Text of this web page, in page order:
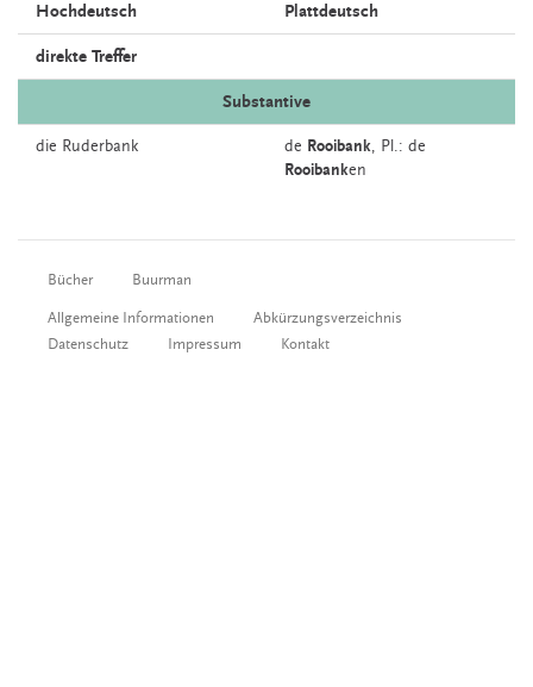
Hochdeutsch Plattdeutsch
direkte Treffer
Substantive
die Ruderbank de Rooibank, Pl.: de
Rooibanken
Bücher Buurman
Allgemeine Informationen
Abkürzungsverzeichnis
Datenschutz
Impressum Kontakt